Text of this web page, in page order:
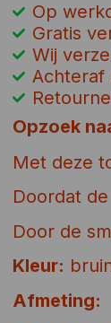
Op
Gratis
Wij
Achteraf
Opzoek
Met deze
Doordat
Door de
Kleur:
Afmeting: